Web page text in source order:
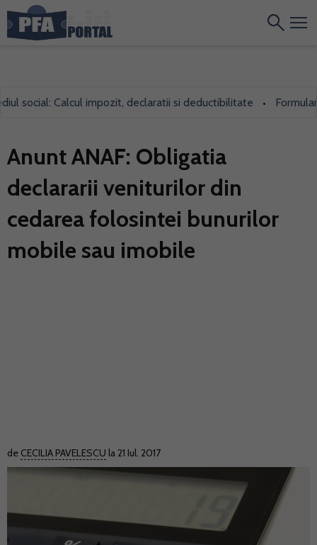
Calcul impozit, declaratii si deductibilitate •
Anunt ANAF: Obligatia
declararii veniturilor din
cedarea folosintei bunurilor
mobile sau imobile
de CECILIA PAVELESCU la 21 Iul. 2017